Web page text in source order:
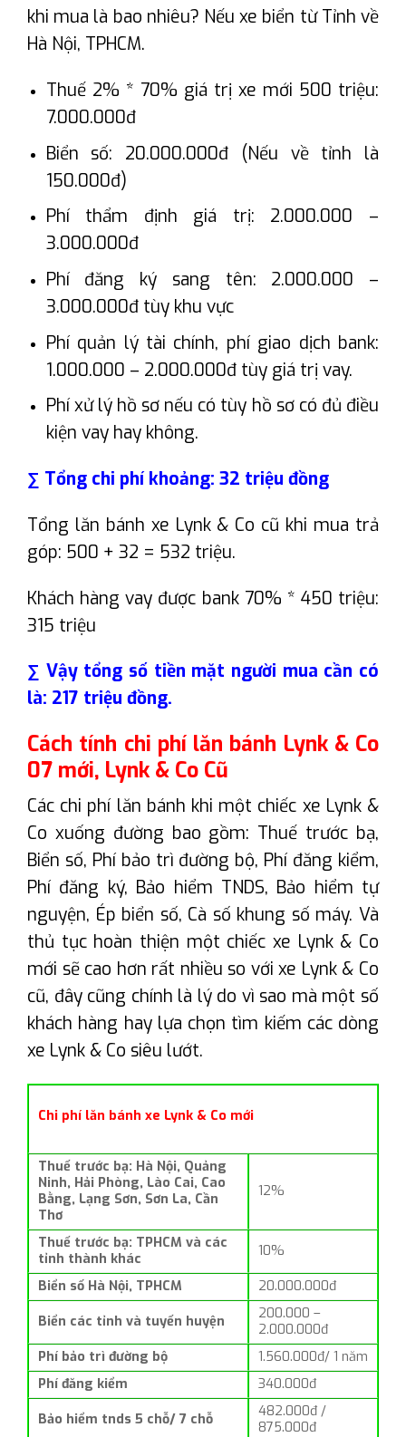
khi mua là bao nhiêu? Nếu xe biển từ Tỉnh về
Hà Nội, TPHCM.
Thuế 2% * 70% giá trị xe mới 500 triệu:
7.000.000đ
Biển số: 20.000.000đ (Nếu về tỉnh là
150.000đ)
Phí thẩm định giá trị: 2.000.000 –
3.000.000đ
Phí đăng ký sang tên: 2.000.000 –
3.000.000đ tùy khu vực
Phí quản lý tài chính, phí giao dịch bank:
1.000.000 – 2.000.000đ tùy giá trị vay.
Phí xử lý hồ sơ nếu có tùy hồ sơ có đủ điều
kiện vay hay không.
∑ Tổng chi phí khoảng: 32 triệu đồng
Tổng lăn bánh xe Lynk & Co cũ khi mua trả
góp: 500 + 32 = 532 triệu.
Khách hàng vay được bank 70% * 450 triệu:
315 triệu
∑ Vậy tổng số tiền mặt người mua cần có
là: 217 triệu đồng.
Cách tính chi phí lăn bánh Lynk & Co
07 mới, Lynk & Co Cũ
Các chi phí lăn bánh khi một chiếc xe Lynk &
Co xuống đường bao gồm: Thuế trước bạ,
Biển số, Phí bảo trì đường bộ, Phí đăng kiểm,
Phí đăng ký, Bảo hiểm TNDS, Bảo hiểm tự
nguyện, Ép biển số, Cà số khung số máy. Và
thủ tục hoàn thiện một chiếc xe Lynk & Co
mới sẽ cao hơn rất nhiều so với xe Lynk & Co
cũ, đây cũng chính là lý do vì sao mà một số
khách hàng hay lựa chọn tìm kiếm các dòng
xe Lynk & Co siêu lướt.
Chi phí lăn bánh xe Lynk & Co mới
Thuế trước bạ: Hà Nội, Quảng
Ninh, Hải Phòng, Lào Cai, Cao
Bằng, Lạng Sơn, Sơn La, Cần
Thơ
12%
Thuế trước bạ: TPHCM và các
tỉnh thành khác
10%
Biển số Hà Nội, TPHCM 20.000.000đ
Biển các tỉnh và tuyến huyện
200.000 –
2.000.000đ
Phí bảo trì đường bộ
1.560.000đ/ 1 năm
Phí đăng kiểm
340.000đ
Bảo hiểm tnds 5 chỗ/ 7 chỗ
482.000đ /
875.000đ